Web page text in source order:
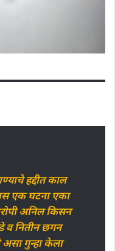
हद्दीत काल
एक घटना एका
अनिल किसन
नितीन छगन
गुन्हा केला